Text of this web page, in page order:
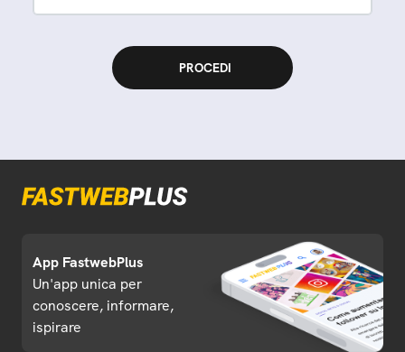
App FastwebPlus
Un'app unica per
conoscere, informare,
ispirare